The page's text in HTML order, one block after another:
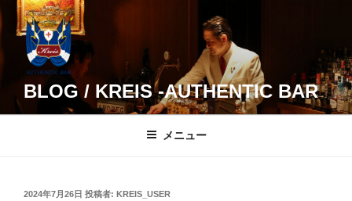
コ
BLOG / KREIS -AUTHENTIC BAR
メニュー
投
2024年7月26日 投稿者: KREIS_USER